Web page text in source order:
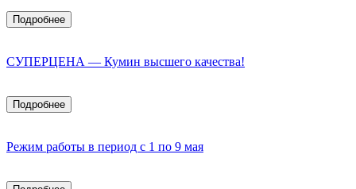
Подробнее
СУПЕРЦЕНА — Кумин высшего качества!
Подробнее
Режим работы в период с 1 по 9 мая